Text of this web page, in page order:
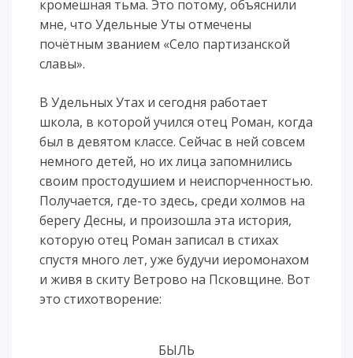
кромешная тьма. Это потому, объяснили
мне, что Удельные Уты отмечены
почётным званием «Село партизанской
славы».
В Удельных Утах и сегодня работает
школа, в которой учился отец Роман, когда
был в девятом классе. Сейчас в ней совсем
немного детей, но их лица запомнились
своим простодушием и неиспорченностью.
Получается, где-то здесь, среди холмов на
берегу Десны, и произошла эта история,
которую отец Роман записал в стихах
спустя много лет, уже будучи иеромонахом
и живя в скиту Ветрово на Псковщине. Вот
это стихотворение:
БЫЛЬ